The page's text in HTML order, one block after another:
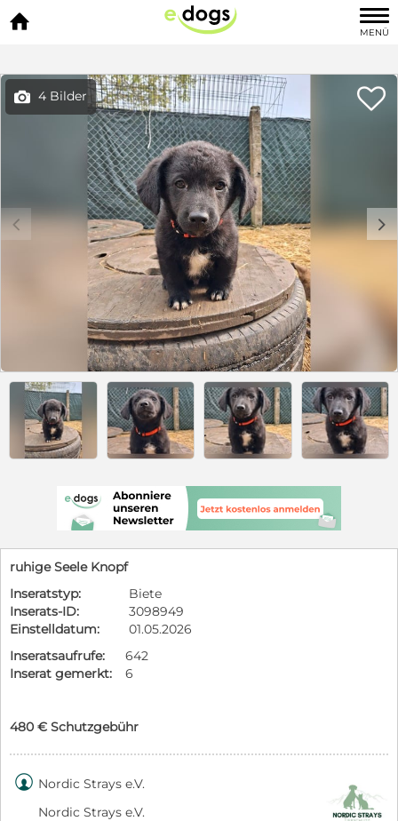

MENÜ
 4 Bilder 
c d
ruhige Seele Knopf
Inseratstyp:
Biete
Inserats-ID:
3098949
Einstelldatum:
01.05.2026
Inseratsaufrufe:
642
Inserat gemerkt:
6
480 € Schutzgebühr
 Nordic Strays e.V.
Nordic Strays e.V.